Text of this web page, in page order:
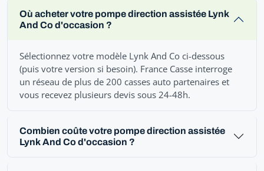
Où acheter votre pompe direction assistée Lynk
And Co d'occasion ?
Sélectionnez votre modèle Lynk And Co ci-dessous
(puis votre version si besoin). France Casse interroge
un réseau de plus de 200 casses auto partenaires et
vous recevez plusieurs devis sous 24-48h.
Combien coûte votre pompe direction assistée
Lynk And Co d'occasion ?